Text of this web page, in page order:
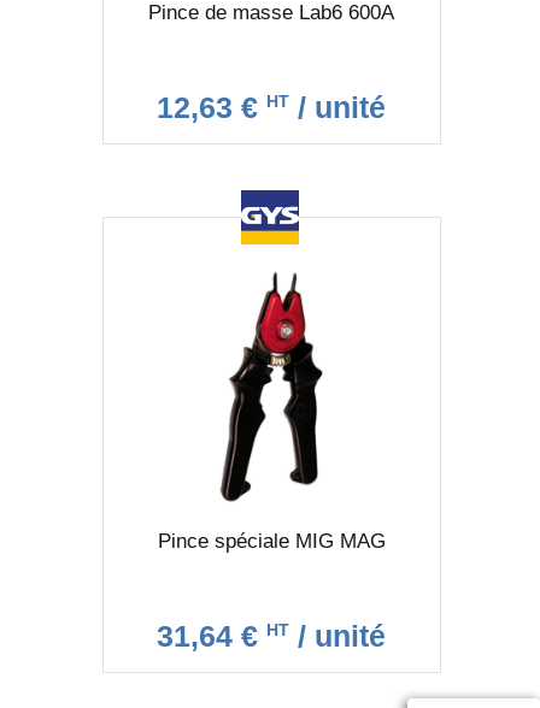
Pince de masse Lab6 600A
12,63 € HT / unité
Pince spéciale MIG MAG
31,64 € HT / unité